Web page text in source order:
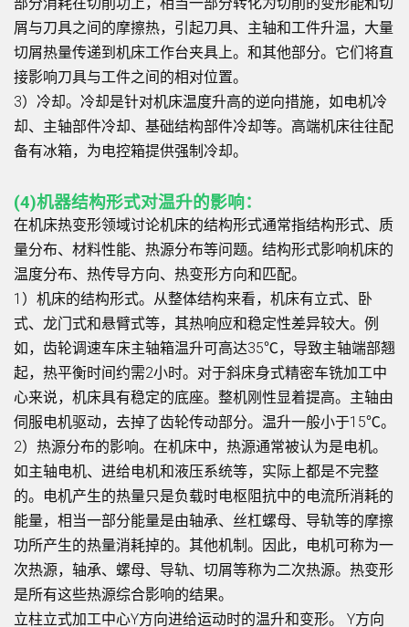
屑与刀具之间的摩擦热，引起刀具、主轴和工件升温，大量
切屑热量传递到机床工作台夹具上。和其他部分。它们将直
接影响刀具与工件之间的相对位置。
3）冷却。冷却是针对机床温度升高的逆向措施，如电机冷
却、主轴部件冷却、基础结构部件冷却等。高端机床往往配
备有冰箱，为电控箱提供强制冷却。
(4)机器结构形式对温升的影响：
在机床热变形领域讨论机床的结构形式通常指结构形式、质
量分布、材料性能、热源分布等问题。结构形式影响机床的
温度分布、热传导方向、热变形方向和匹配。
1）机床的结构形式。从整体结构来看，机床有立式、卧
式、龙门式和悬臂式等，其热响应和稳定性差异较大。例
如，齿轮调速车床主轴箱温升可高达35℃，导致主轴端部翘
起，热平衡时间约需2小时。对于斜床身式精密车铣加工中
心来说，机床具有稳定的底座。整机刚性显着提高。主轴由
伺服电机驱动，去掉了齿轮传动部分。温升一般小于15℃。
2）热源分布的影响。在机床中，热源通常被认为是电机。
如主轴电机、进给电机和液压系统等，实际上都是不完整
的。电机产生的热量只是负载时电枢阻抗中的电流所消耗的
能量，相当一部分能量是由轴承、丝杠螺母、导轨等的摩擦
功所产生的热量消耗掉的。其他机制。因此，电机可称为一
次热源，轴承、螺母、导轨、切屑等称为二次热源。热变形
是所有这些热源综合影响的结果。
立柱立式加工中心Y方向进给运动时的温升和变形。 Y方向